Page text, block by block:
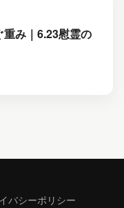
重み｜6.23慰霊の
バシーポリシー